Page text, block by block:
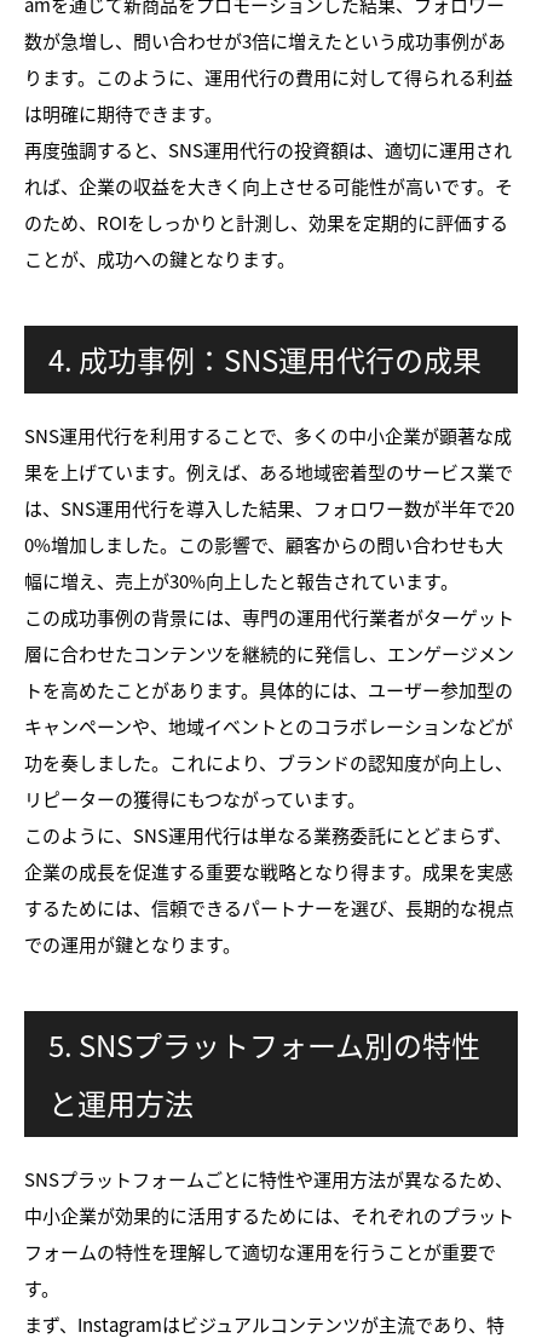
数が急増し、問い合わせが3倍に増えたという成功事例があ
ります。このように、運用代行の費用に対して得られる利益
は明確に期待できます。
再度強調すると、SNS運用代行の投資額は、適切に運用され
れば、企業の収益を大きく向上させる可能性が高いです。そ
のため、ROIをしっかりと計測し、効果を定期的に評価する
ことが、成功への鍵となります。
4. 成功事例：SNS運用代行の成果
SNS運用代行を利用することで、多くの中小企業が顕著な成
果を上げています。例えば、ある地域密着型のサービス業で
は、SNS運用代行を導入した結果、フォロワー数が半年で20
0%増加しました。この影響で、顧客からの問い合わせも大
幅に増え、売上が30%向上したと報告されています。
この成功事例の背景には、専門の運用代行業者がターゲット
層に合わせたコンテンツを継続的に発信し、エンゲージメン
トを高めたことがあります。具体的には、ユーザー参加型の
キャンペーンや、地域イベントとのコラボレーションなどが
功を奏しました。これにより、ブランドの認知度が向上し、
リピーターの獲得にもつながっています。
このように、SNS運用代行は単なる業務委託にとどまらず、
企業の成長を促進する重要な戦略となり得ます。成果を実感
するためには、信頼できるパートナーを選び、長期的な視点
での運用が鍵となります。
5. SNSプラットフォーム別の特性
と運用方法
SNSプラットフォームごとに特性や運用方法が異なるため、
中小企業が効果的に活用するためには、それぞれのプラット
フォームの特性を理解して適切な運用を行うことが重要で
す。
まず、Instagramはビジュアルコンテンツが主流であり、特